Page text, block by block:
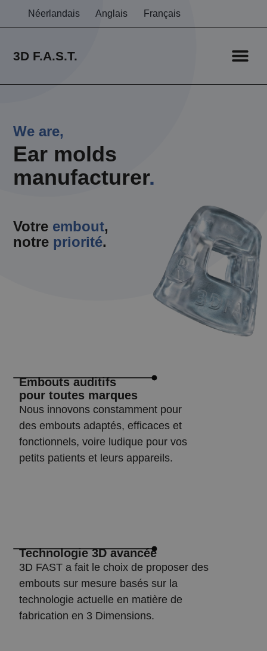
Néerlandais Anglais Français
3D F.A.S.T.
We are,
Ear molds
manufacturer.
Votre embout,
notre priorité.
Embouts auditifs
pour toutes marques
Nous innovons constamment pour
des embouts adaptés, efficaces et
fonctionnels, voire ludique pour vos
petits patients et leurs appareils.
Technologie 3D avancée
3D FAST a fait le choix de proposer des
embouts sur mesure basés sur la
technologie actuelle en matière de
fabrication en 3 Dimensions.